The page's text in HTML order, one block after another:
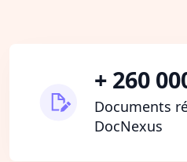
+ 260
Documents
DocNexus